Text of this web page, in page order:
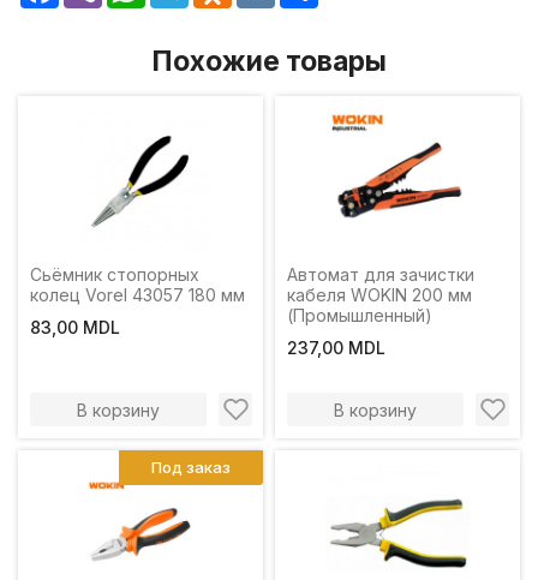
Похожие товары
Сьёмник стопорных
колец Vorel 43057 180 мм
83,00 MDL
В корзину
Автомат для зачистки
кабеля WOKIN 200 мм
(Промышленный)
237,00 MDL
В корзину
Под заказ